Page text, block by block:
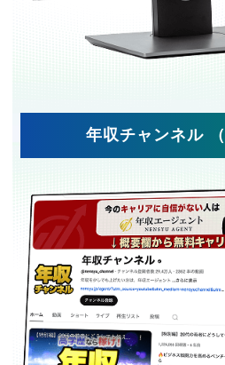
年収チャンネル